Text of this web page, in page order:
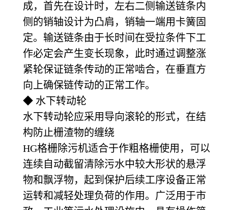
成，首先在设计时，左右二侧输送链条内
侧的销轴设计为凸肩，销轴一端用卡簧固
定。输送链条由于长时间在受拉条件下工
作必定会产生变长现象，此时通过调整涨
紧轮保证链条传动的正常啮合，在垂直方
向上确保链传动的正常工作。
◆ 水下转动轮
水下转动轮应采用导向滚轮的形式，在结
构防止栅渣物的缠绕
HG格栅除污机适合于作粗格栅使用，可以
连续自动截留清除污水中较大形状的悬浮
物和飘浮物，起到保护后续工序设备正常
运转和减轻处理负荷的作用。广泛用于市